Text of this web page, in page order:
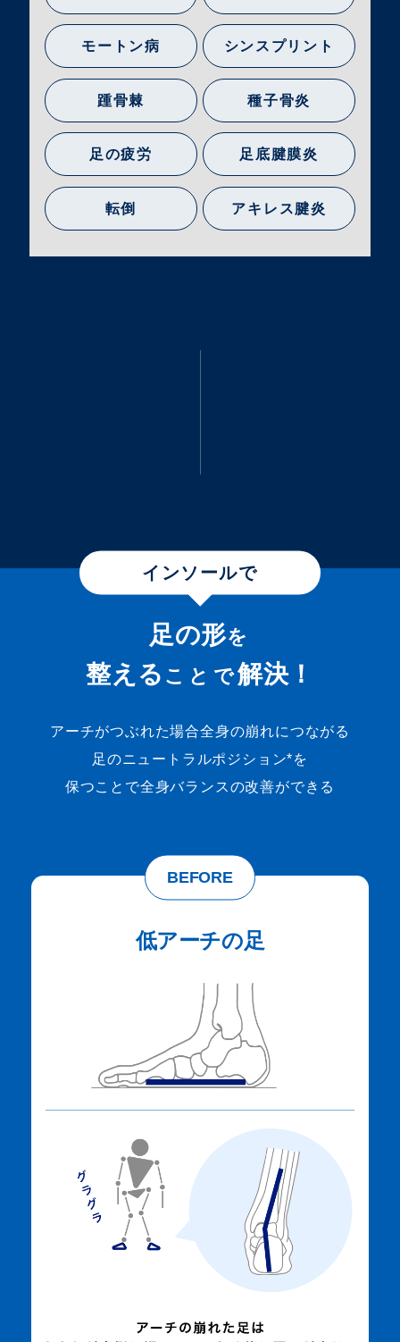
モートン病 シンスプリント
踵骨棘 種子骨炎
足の疲労 足底腱膜炎
転倒 アキレス腱炎
インソールで
足の形を
整える ことで解決！
アーチがつぶれた場合全身の崩れにつながる
足のニュートラルポジション*を
保つことで全身バランスの改善ができる
BEFORE
低アーチの足